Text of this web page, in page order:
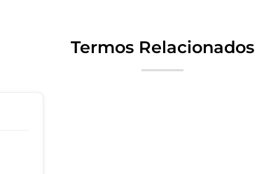
Termos Relacionados